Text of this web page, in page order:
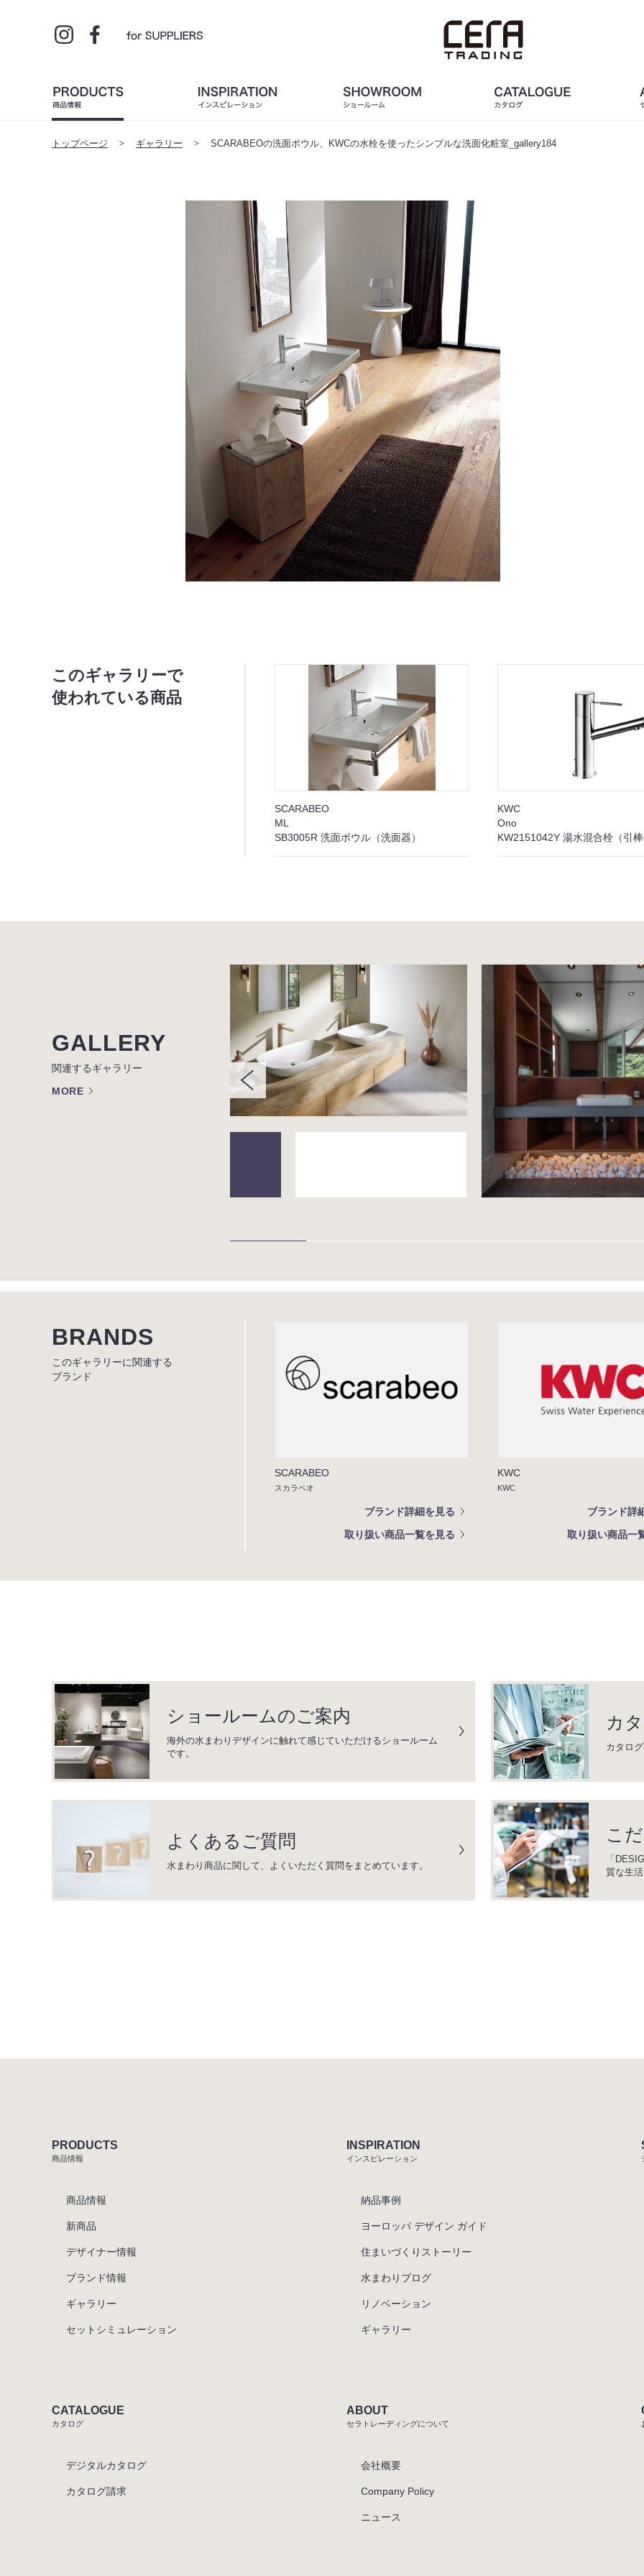
トップページ ギャラリー SCARABEOの洗面ボウル、KWCの水栓を使ったシンプルな洗面化粧室_gallery184
このギャラリーで
使われている商品
SCARABEO
ML
SB3005R 洗面ボウル（洗面器）
KWC
Ono
KW2151042Y 湯水混合栓（引
GALLERY
関連するギャラリー
MORE
BRANDS
このギャラリーに関連する
ブランド
SCARABEO
スカラベオ
ブランド詳細を見る
取り扱い商品一覧を見る
KWC
KWC
ブランド詳
取り扱い商品一
ショールームのご案内
海外の水まわりデザインに触れて感じていただけるショールーム
です。
カ
カタロ
よくあるご質問
水まわり商品に関して、よくいただく質問をまとめています。
こ
「
質な生
PRODUCTS
商品情報
商品情報
新商品
デザイナー情報
ブランド情報
ギャラリー
セットシミュレーション
INSPIRATION
インスピレーション
納品事例
ヨーロッパ デザイン ガイド
住まいづくりストーリー
水まわりブログ
リノベーション
ギャラリー
CATALOGUE
カタログ
デジタルカタログ
カタログ請求
ABOUT
セラトレーディングについて
会社概要
Company Policy
ニュース